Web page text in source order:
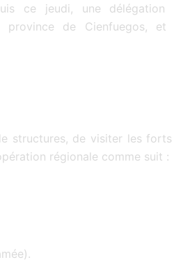
ce jeudi, une délégation
province de Cienfuegos, et
structures, de visiter les
régionale comme suit :